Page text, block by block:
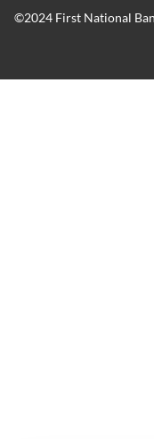
©2024 First National